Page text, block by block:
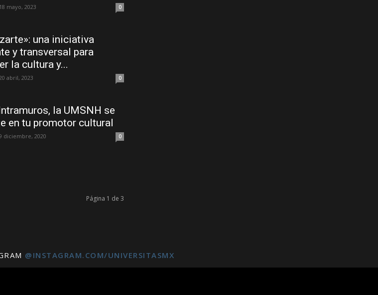
18 mayo, 2023 0
una iniciativa
y transversal para
la cultura y...
abril, 2023 0
la UMSNH se
en tu promotor cultural
diciembre, 2020 0
Página 1 de 3
@INSTAGRAM.COM/UNIVERSITASMX